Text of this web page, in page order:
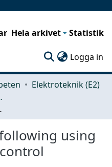
Hela arkivet Statistik
Logga in
Elektroteknik (E2)
control
using